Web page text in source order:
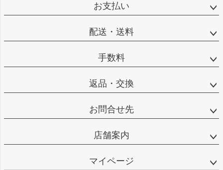
お支払い
配送・送料
手数料
返品・交換
お問合せ先
店舗案内
マイページ